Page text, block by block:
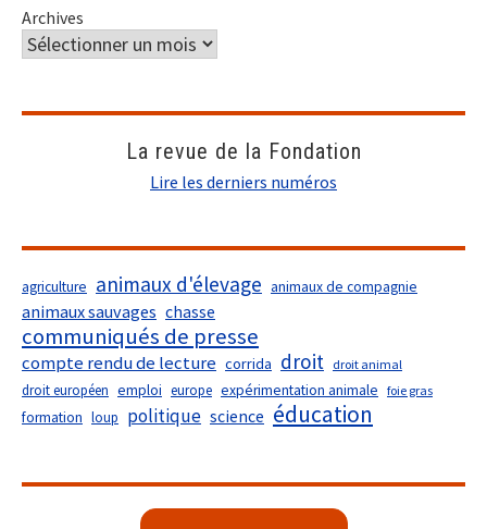
Archives
La revue de la Fondation
Lire les derniers numéros
agriculture animaux d'élevage animaux de compagnie
animaux sauvages chasse
communiqués de presse
compte rendu de lecture corrida droit droit animal
droit européen emploi europe expérimentation animale foie gras
formation loup politique science éducation